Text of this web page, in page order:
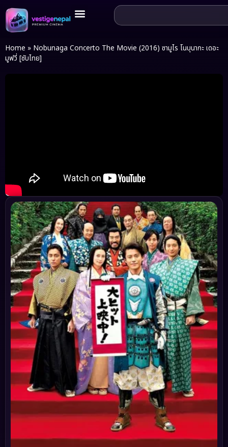
Home » Nobunaga Concerto The Movie (2016) ซามูไร โนบุนากะ เดอะ
มูฟวี่ [ซับไทย]